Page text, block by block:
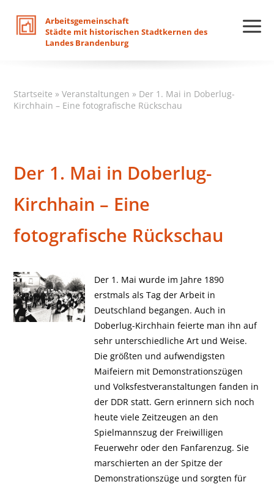
Arbeitsgemeinschaft
Städte mit historischen Stadtkernen des
Landes Brandenburg
Startseite »Veranstaltungen » Der 1. Mai in Doberlug-
Kirchhain – Eine fotografische Rückschau
Der 1. Mai in Doberlug-
Kirchhain – Eine
fotografische Rückschau
Der 1. Mai wurde im Jahre 1890
erstmals als Tag der Arbeit in
Deutschland begangen. Auch in
Doberlug-Kirchhain feierte man ihn auf
sehr unterschiedliche Art und Weise.
Die größten und aufwendigsten
Maifeiern mit Demonstrationszügen
und Volksfestveranstaltungen fanden in
der DDR statt. Gern erinnern sich noch
heute viele Zeitzeugen an den
Spielmannszug der Freiwilligen
Feuerwehr oder den Fanfarenzug. Sie
marschierten an der Spitze der
Demonstrationszüge und sorgten für